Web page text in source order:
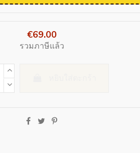
€69.00
รวมภาษีแล้ว